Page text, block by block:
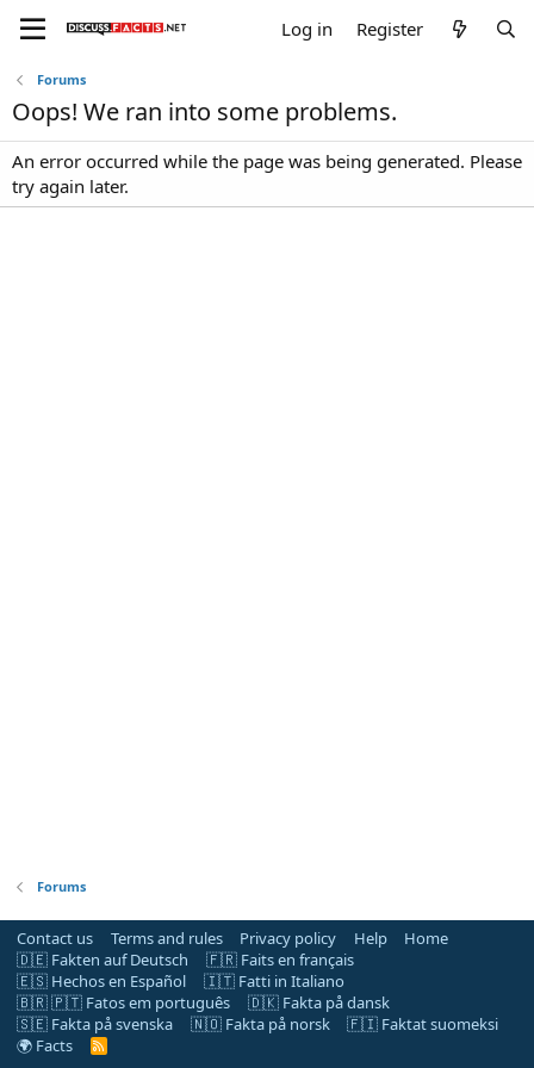
Log in Register
Forums
Oops! We ran into some problems.
An error occurred while the page was being generated. Please
try again later.
Forums
Contact us Terms and rules Privacy policy Help
Home
🇩🇪 Fakten auf Deutsch
🇫🇷 Faits en français
🇪🇸 Hechos en Español
🇮🇹 Fatti in Italiano
🇧🇷 🇵🇹 Fatos em português
🇩🇰 Fakta på dansk
🇸🇪 Fakta på svenska
🇳🇴 Fakta på norsk
🇫🇮 Faktat suomeksi
🌍 Facts
R